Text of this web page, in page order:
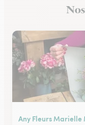
Fleuristes à Corbie
Any Fleurs Marielle